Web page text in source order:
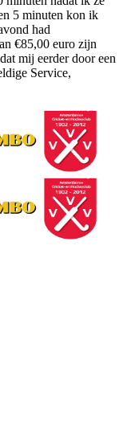
5 minuten kon ik
had
€85,00 euro zijn
mij eerder door een
Service,